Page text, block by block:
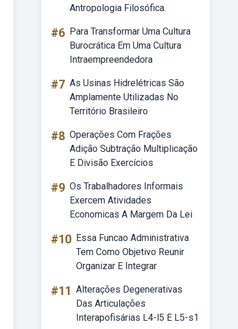
Antropologia Filosófica.
#6 Para Transformar Uma Cultura
Burocrática Em Uma Cultura
Intraempreendedora
#7 As Usinas Hidrelétricas São
Amplamente Utilizadas No
Território Brasileiro
#8 Operações Com Frações
Adição Subtração Multiplicação
E Divisão Exercícios
#9 Os Trabalhadores Informais
Exercem Atividades
Economicas A Margem Da Lei
#10 Essa Funcao Administrativa
Tem Como Objetivo Reunir
Organizar E Integrar
#11 Alterações Degenerativas
Das Articulações
Interapofisárias L4-l5 E L5-s1